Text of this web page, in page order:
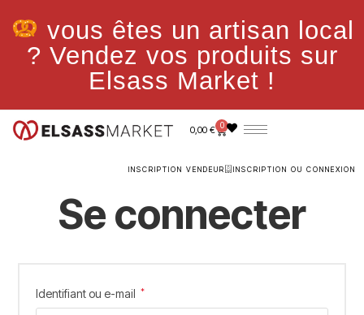
vous êtes un artisan local
? Vendez vos produits sur
Elsass Market !
0,00 € 0
INSCRIPTION VENDEUR INSCRIPTION OU CONNEXION
Se connecter
Identifiant ou e-mail *